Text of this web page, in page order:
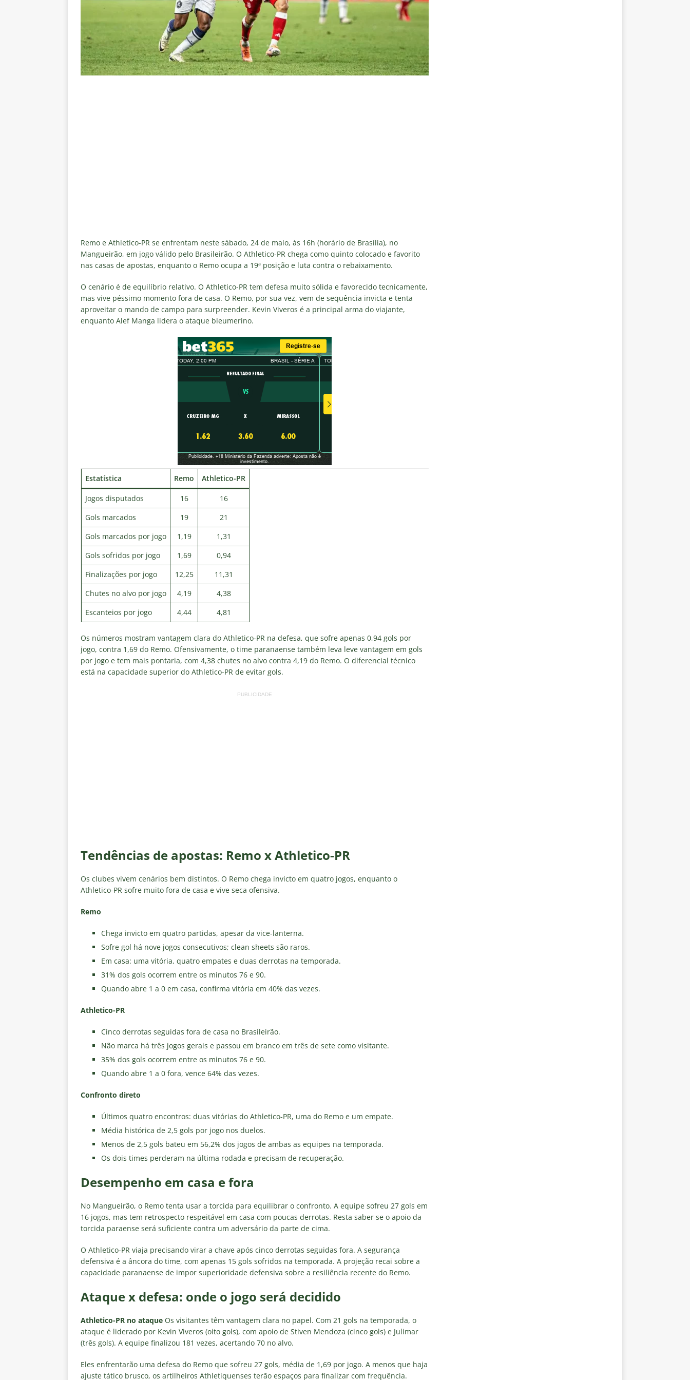
[ 8 de agosto de 2026 ] Fluminense divulga relacionados para o clássico contra o Botafogo; veja a
NOTÍCIAS
[ 8 de agosto de 2026 ]
Grêmio X São Paulo — 22ª rodada do Brasileirão 2026: Palpites, Odds e
Estatísticas
DICAS DE APOSTAS
[ 8 de agosto de 2026 ] Jornalista revela que Fluminense deve ter escalação bastante modificada
Botafogo x Fluminense: onde assistir, horário, escalações e o palpite do
Vinicius Toledo para o Clássico Vovô
NOTÍCIAS
[ 8 de agosto de 2026 ]
OLHO NO RIVAL! Próximo adversário do Fluminense na Libertadores,
Independiente Rivadavia vence com show de Alex Arce
NOTÍCIAS
[ 7 de agosto de 2026 ]
REFORÇO? Fluminense apresenta proposta por atacante do Sport
[ 7 de agosto de 2026 ] ⚠️ EDITORIAL: John Kennedy fora da temporada é um duro golpe para o
Fluminense, por Vinicius Toledo
COLUNAS
Remo e Athletico-PR se enfrentam neste sábado, 24 de maio, às 16h (horário de Brasília), no
Mangueirão, em jogo válido pelo Brasileirão. O Athletico-PR chega como quinto colocado e favorito
nas casas de apostas, enquanto o Remo ocupa a 19ª posição e luta contra o rebaixamento.
O cenário é de equilíbrio relativo. O Athletico-PR tem defesa muito sólida e favorecido tecnicamente,
mas vive péssimo momento fora de casa. O Remo, por sua vez, vem de sequência invicta e tenta
aproveitar o mando de campo para surpreender. Kevin Viveros é a principal arma do viajante,
enquanto Alef Manga lidera o ataque bleumerino.
Estatística Remo Athletico-PR
Jogos disputados 16
16
Gols marcados
19
21
Gols marcados por jogo
1,19
1,31
Gols sofridos por jogo
1,69
0,94
Finalizações por jogo
12,25
11,31
Chutes no alvo por jogo
4,19
4,38
Escanteios por jogo
4,44 4,81
Os números mostram vantagem clara do Athletico-PR na defesa, que sofre apenas 0,94 gols por
jogo, contra 1,69 do Remo. Ofensivamente, o time paranaense também leva leve vantagem em gols
por jogo e tem mais pontaria, com 4,38 chutes no alvo contra 4,19 do Remo. O diferencial técnico
está na capacidade superior do Athletico-PR de evitar gols.
PUBLICIDADE
Tendências de apostas: Remo x Athletico-PR
Os clubes vivem cenários bem distintos. O Remo chega invicto em quatro jogos, enquanto o
Athletico-PR sofre muito fora de casa e vive seca ofensiva.
Remo
Chega invicto em quatro partidas, apesar da vice-lanterna.
Sofre gol há nove jogos consecutivos; clean sheets são raros.
Em casa: uma vitória, quatro empates e duas derrotas na temporada.
31% dos gols ocorrem entre os minutos 76 e 90.
Quando abre 1 a 0 em casa, confirma vitória em 40% das vezes.
Athletico-PR
Cinco derrotas seguidas fora de casa no Brasileirão.
Não marca há três jogos gerais e passou em branco em três de sete como visitante.
35% dos gols ocorrem entre os minutos 76 e 90.
Quando abre 1 a 0 fora, vence 64% das vezes.
Confronto direto
Últimos quatro encontros: duas vitórias do Athletico-PR, uma do Remo e um empate.
Média histórica de 2,5 gols por jogo nos duelos.
Menos de 2,5 gols bateu em 56,2% dos jogos de ambas as equipes na temporada.
Os dois times perderam na última rodada e precisam de recuperação.
Desempenho em casa e fora
No Mangueirão, o Remo tenta usar a torcida para equilibrar o confronto. A equipe sofreu 27 gols em
16 jogos, mas tem retrospecto respeitável em casa com poucas derrotas. Resta saber se o apoio da
torcida paraense será suficiente contra um adversário da parte de cima.
O Athletico-PR viaja precisando virar a chave após cinco derrotas seguidas fora. A segurança
defensiva é a âncora do time, com apenas 15 gols sofridos na temporada. A projeção recai sobre a
capacidade paranaense de impor superioridade defensiva sobre a resiliência recente do Remo.
Ataque x defesa: onde o jogo será decidido
Athletico-PR no ataque Os visitantes têm vantagem clara no papel. Com 21 gols na temporada, o
ataque é liderado por Kevin Viveros (oito gols), com apoio de Stiven Mendoza (cinco gols) e Julimar
(três gols). A equipe finalizou 181 vezes, acertando 70 no alvo.
Eles enfrentarão uma defesa do Remo que sofreu 27 gols, média de 1,69 por jogo. A menos que haja
ajuste tático brusco, os artilheiros Athletiquenses terão espaços para finalizar com frequência.